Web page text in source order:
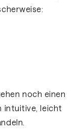
noch einen
intuitive, leicht
.